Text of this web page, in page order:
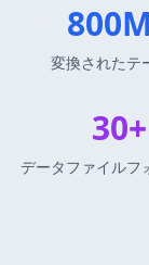
変換されたテ
30+
データファイルフ